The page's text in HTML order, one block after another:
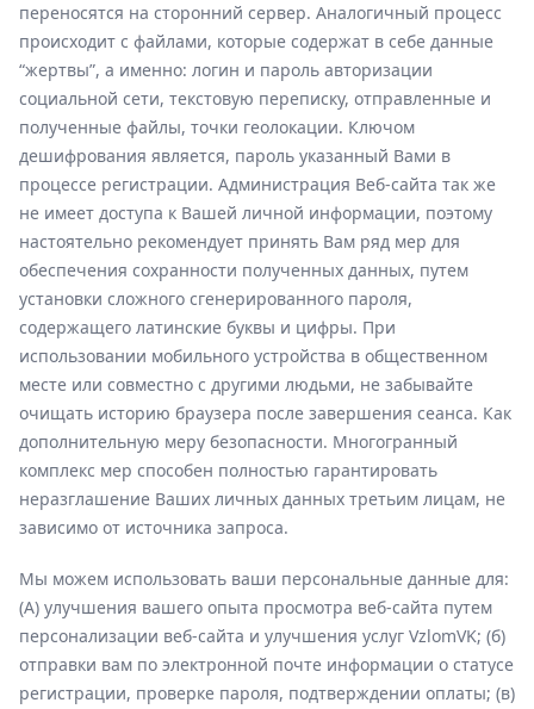
переносятся на сторонний сервер. Аналогичный процесс
происходит с файлами, которые содержат в себе данные
“жертвы”, а именно: логин и пароль авторизации
социальной сети, текстовую переписку, отправленные и
полученные файлы, точки геолокации. Ключом
дешифрования является, пароль указанный Вами в
процессе регистрации. Администрация Веб-сайта так же
не имеет доступа к Вашей личной информации, поэтому
настоятельно рекомендует принять Вам ряд мер для
обеспечения сохранности полученных данных, путем
установки сложного сгенерированного пароля,
содержащего латинские буквы и цифры. При
использовании мобильного устройства в общественном
месте или совместно с другими людьми, не забывайте
очищать историю браузера после завершения сеанса. Как
дополнительную меру безопасности. Многогранный
комплекс мер способен полностью гарантировать
неразглашение Ваших личных данных третьим лицам, не
зависимо от источника запроса.
Мы можем использовать ваши персональные данные для:
(А) улучшения вашего опыта просмотра веб-сайта путем
персонализации веб-сайта и улучшения услуг VzlomVK; (б)
отправки вам по электронной почте информации о статусе
регистрации, проверке пароля, подтверждении оплаты; (в)